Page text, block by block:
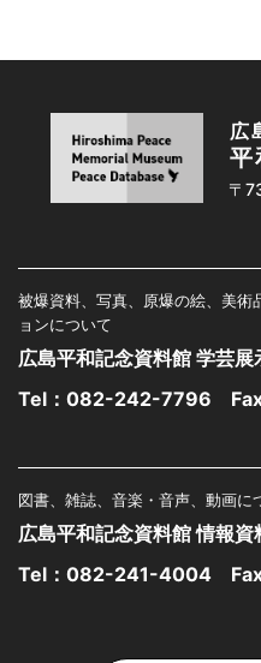
広
平
〒
被爆資料、写真、原爆の絵、美術
ョンについて
広島平和記念資料館 学芸展
Tel： 082-242-7796
図書、雑誌、音楽・音声、動画に
広島平和記念資料館 情報資
Tel： 082-241-4004